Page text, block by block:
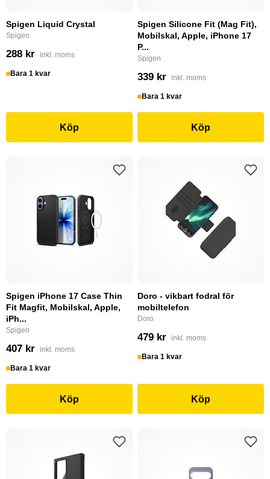
Spigen Liquid Crystal
Spigen
288 kr inkl. moms
Bara 1 kvar
Köp
Spigen Silicone Fit (Mag Fit),
Mobilskal, Apple, iPhone 17
P...
Spigen
339 kr inkl. moms
Bara 1 kvar
Köp
Spigen iPhone 17 Case Thin
Fit Magfit, Mobilskal, Apple,
iPh...
Spigen
407 kr inkl. moms
Bara 1 kvar
Köp
Doro - vikbart fodral för
mobiltelefon
Doro
479 kr inkl. moms
Bara 1 kvar
Köp